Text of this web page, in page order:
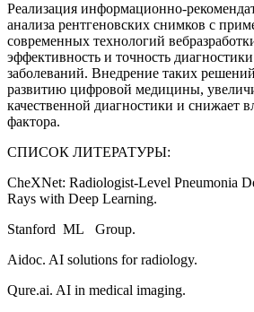
Реализация информационно-
анализа рентгеновских снимков с
современных технологий
эффективность и точность
заболеваний. Внедрение таких
развитию цифровой медицины,
качественной диагностики и снижает
фактора.
СПИСОК ЛИТЕРАТУРЫ:
CheXNet: Radiologist-Level Pneumonia
Rays with Deep Learning.
Stanford ML Group.
Aidoc. AI solutions for radiology.
Qure.ai. AI in medical imaging.